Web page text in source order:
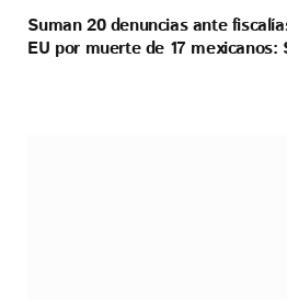
Suman 20 denuncias ante
EU por muerte de 17 mexicanos: